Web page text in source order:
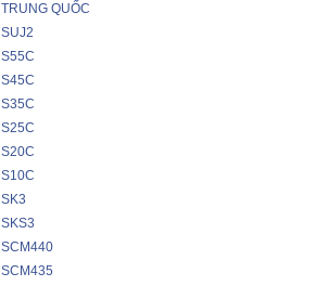
TRUNG QUỐC
SUJ2
S55C
S45C
S35C
S25C
S20C
S10C
SK3
SKS3
SCM440
SCM435